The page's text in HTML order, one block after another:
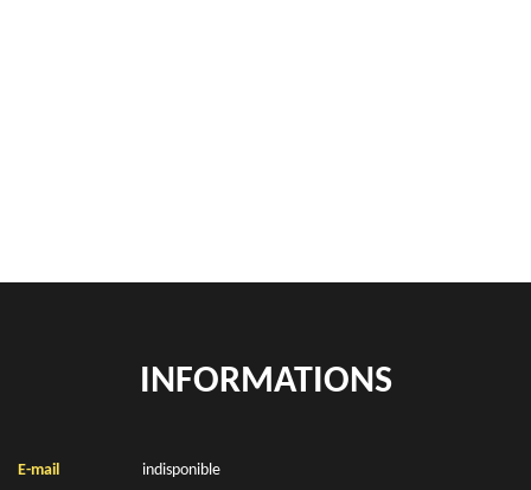
INFORMATIONS
E-mail indisponible